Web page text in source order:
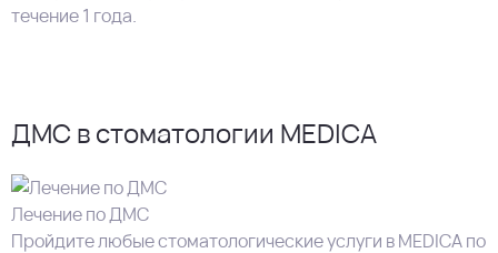
течение 1 года.
ДМС в стоматологии MEDICA
Лечение по ДМС
Пройдите любые стоматологические услуги в MEDICA по